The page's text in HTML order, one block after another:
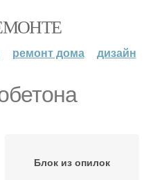
ремонт дома дизайн
Блок из опилок